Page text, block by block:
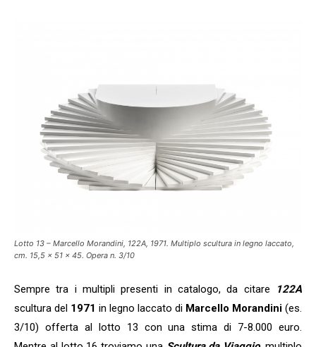
Lotto 13 – Marcello Morandini, 122A, 1971. Multiplo scultura in legno laccato,
cm. 15,5 x 51 x 45. Opera n. 3/10
Sempre tra i multipli presenti in catalogo, da citare
122A
scultura del 1971 in legno laccato di Marcello Morandini (es.
3/10) offerta al lotto 13 con una stima di 7-8.000 euro.